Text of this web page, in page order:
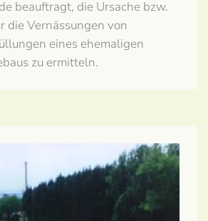
beauftragt, die Ursache bzw.
die Vernässungen von
eines ehemaligen
zu ermitteln.